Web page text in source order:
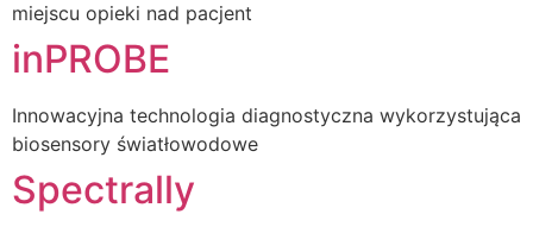
miejscu opieki nad pacjent
inPROBE
Innowacyjna technologia diagnostyczna wykorzystująca
biosensory światłowodowe
Spectrally